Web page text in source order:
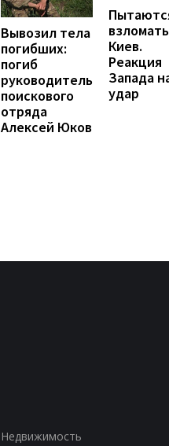
Вывозил тела
погибших:
погиб
руководитель
поискового
отряда
Алексей Юков
взломать
Киев.
Реакция
Запада
удар
Недвижимость